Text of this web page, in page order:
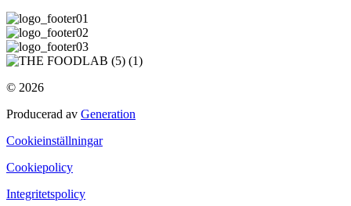
© 2026
Producerad av Generation
Cookieinställningar
Cookiepolicy
Integritetspolicy